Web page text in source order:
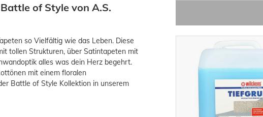
of Style von A.S.
so Vielfältig wie das Leben. Diese
tollen Strukturen, über Satintapeten mit
alles was dein Herz begehrt.
mit einem floralen
Battle of Style Kollektion in unserem